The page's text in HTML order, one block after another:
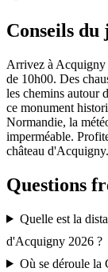
Conseils du
Arrivez à Acquigny
de 10h00. Des
les chemins autour
ce monument
Normandie, la
imperméable.
château d'Acquigny.
Questions
Quelle est la
d'Acquigny 2026 ?
Où se déroule la